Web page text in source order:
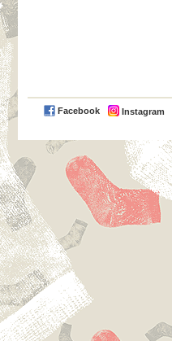
Facebook Instagram